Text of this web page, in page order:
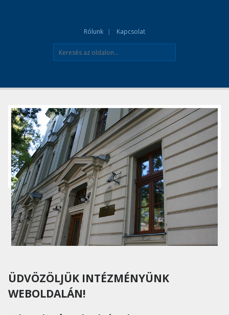
Rólunk Kapcsolat
ÜDVÖZÖLJÜK INTÉZMÉNYÜNK
WEBOLDALÁN!